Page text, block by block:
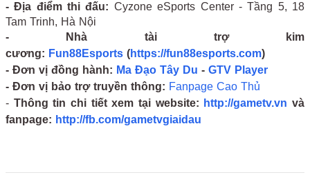
- Địa điểm thi đấu: Cyzone eSports Center - Tầng 5, 18
Tam Trinh, Hà Nội
- Nhà tài trợ kim
cương: Fun88Esports (https://fun88esports.com)
- Đơn vị đồng hành: Ma Đạo Tây Du - GTV Player
- Đơn vị bảo trợ truyền thông: Fanpage Cao Thủ
- Thông tin chi tiết xem tại website: http://gametv.vn và
fanpage: http://fb.com/gametvgiaidau